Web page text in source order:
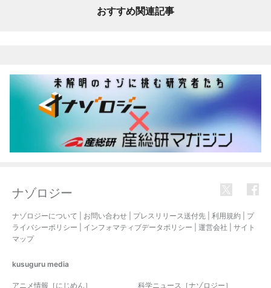
おすすめ関連記事
ナゾロジー
ナゾロジーについて お問い合わせ プレスリリース送付先 利用規約
プ
ライバシーポリシー
インフォマティブデータポリシー 運営会社
サイト
マップ
kusuguru media
アニメ情報［にじめん］ 科学ニュース［ナゾロジー］